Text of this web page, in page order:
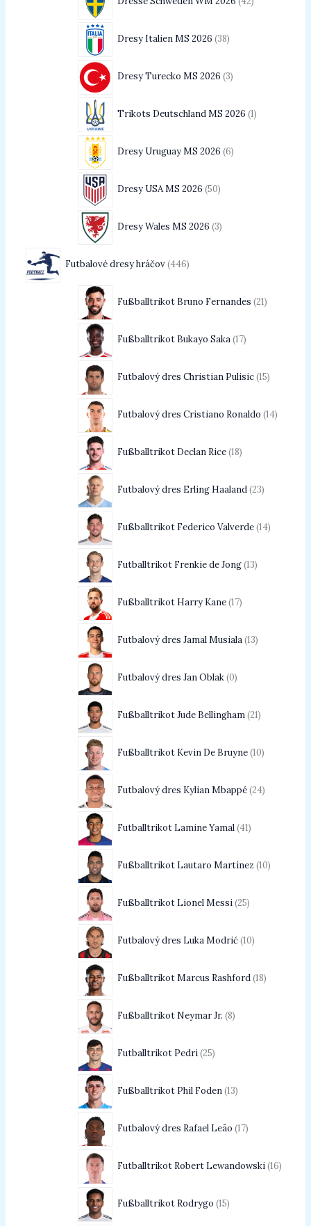
Dresy Italien MS 2026 38
Dresy Turecko MS 2026 3
Trikots Deutschland MS 2026 1
Dresy Uruguay MS 2026 6
Dresy USA MS 2026 50
Dresy Wales MS 2026 3
Futbalové dresy hráčov 446
Fußballtrikot Bruno Fernandes 21
Fußballtrikot Bukayo Saka 17
Futbalový dres Christian Pulisic 15
Futbalový dres Cristiano Ronaldo 14
Fußballtrikot Declan Rice 18
Futbalový dres Erling Haaland 23
Fußballtrikot Federico Valverde 14
Futballtrikot Frenkie de Jong 13
Fußballtrikot Harry Kane 17
Futbalový dres Jamal Musiala 13
Futbalový dres Jan Oblak 0
Fußballtrikot Jude Bellingham 21
Fußballtrikot Kevin De Bruyne 10
Futbalový dres Kylian Mbappé 24
Futballtrikot Lamine Yamal 41
Fußballtrikot Lautaro Martínez 10
Fußballtrikot Lionel Messi 25
Futbalový dres Luka Modrić 10
Fußballtrikot Marcus Rashford 18
Fußballtrikot Neymar Jr. 8
Futballtrikot Pedri 25
Fußballtrikot Phil Foden 13
Futbalový dres Rafael Leão 17
Futballtrikot Robert Lewandowski 16
Fußballtrikot Rodrygo 15